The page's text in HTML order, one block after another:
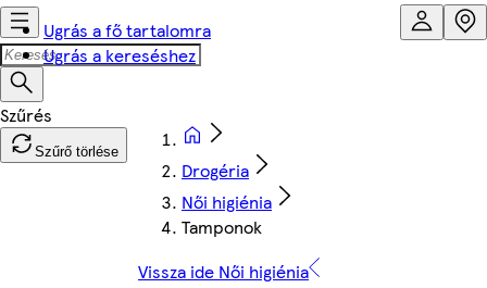
Ugrás a fő tartalomra
Ugrás a kereséshez
Szűrő törlése
Drogéria
Női higiénia
Tamponok
Vissza ide Női higiénia